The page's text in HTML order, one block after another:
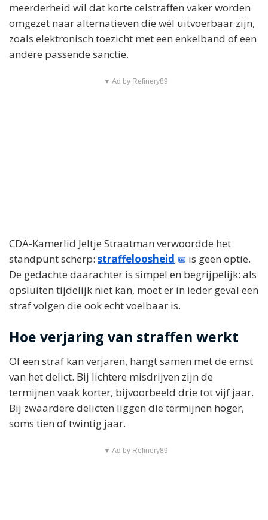
meerderheid wil dat korte celstraffen vaker worden
omgezet naar alternatieven die wél uitvoerbaar zijn,
zoals elektronisch toezicht met een enkelband of een
andere passende sanctie.
▼ Ad by Refinery89
CDA-Kamerlid Jeltje Straatman verwoordde het
standpunt scherp: straffeloosheid
is geen optie.
De gedachte daarachter is simpel en begrijpelijk: als
opsluiten tijdelijk niet kan, moet er in ieder geval een
straf volgen die ook echt voelbaar is.
Hoe verjaring van straffen werkt
Of een straf kan verjaren, hangt samen met de ernst
van het delict. Bij lichtere misdrijven zijn de
termijnen vaak korter, bijvoorbeeld drie tot vijf jaar.
Bij zwaardere delicten liggen die termijnen hoger,
soms tien of twintig jaar.
▼ Ad by Refinery89